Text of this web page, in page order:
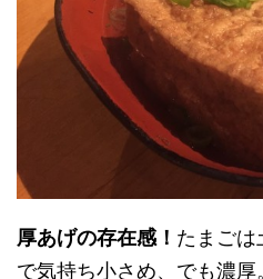
厚あげの存在感！ たまごは
で気持ち小さめ、でも濃厚